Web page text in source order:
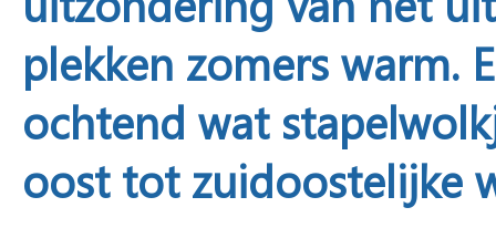
plekken zomers warm.
ochtend wat
oost tot zuidoostelijke